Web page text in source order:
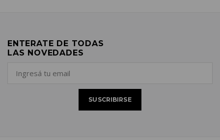
ENTERATE DE TODAS
LAS NOVEDADES